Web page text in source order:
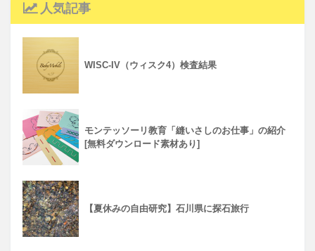
人気記事
WISC-IV（ウィスク4）検査結果
モンテッソーリ教育「縫いさしのお仕事」の紹介
[無料ダウンロード素材あり]
【夏休みの自由研究】石川県に探石旅行